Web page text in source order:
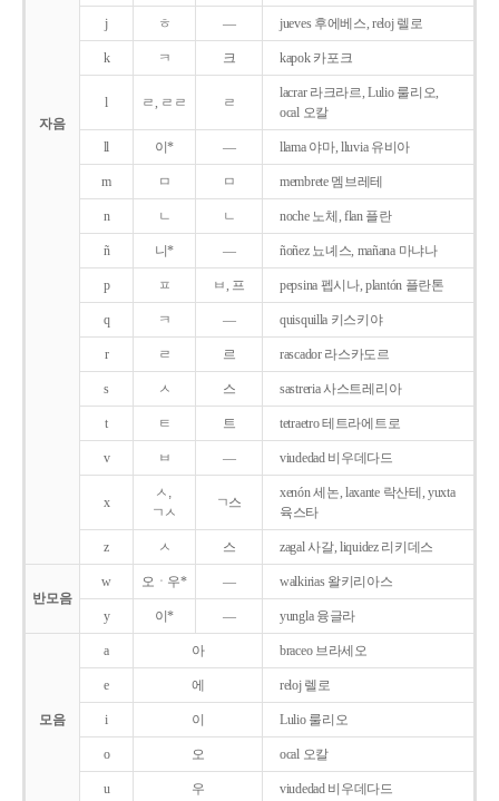
자음
j ㅎ ― jueves 후에베스, reloj 렐로
k ㅋ 크 kapok 카포크
l ㄹ, ㄹㄹ ㄹ
lacrar 라크라르, Lulio 룰리오,
ocal 오칼
ll 이* ― llama 야마, lluvia 유비아
m ㅁ ㅁ membrete 멤브레테
n ㄴ ㄴ noche 노체, flan 플란
ñ 니* ― ñoñez 뇨녜스, mañana 마냐나
p ㅍ ㅂ, 프 pepsina 펩시나, plantón 플란톤
q ㅋ ― quisquilla 키스키야
r ㄹ 르 rascador 라스카도르
s ㅅ 스 sastreria 사스트레리아
t ㅌ 트 tetraetro 테트라에트로
v ㅂ ― viudedad 비우데다드
x
ㅅ,
ㄱㅅ
ㄱ스
xenón 세논, laxante 락산테, yuxta
육스타
z ㅅ 스 zagal 사갈, liquidez 리키데스
반모음
w 오ㆍ우* ― walkirias 왈키리아스
y 이* ― yungla 융글라
모음
a 아 braceo 브라세오
e 에 reloj 렐로
i 이 Lulio 룰리오
o 오 ocal 오칼
u 우 viudedad 비우데다드